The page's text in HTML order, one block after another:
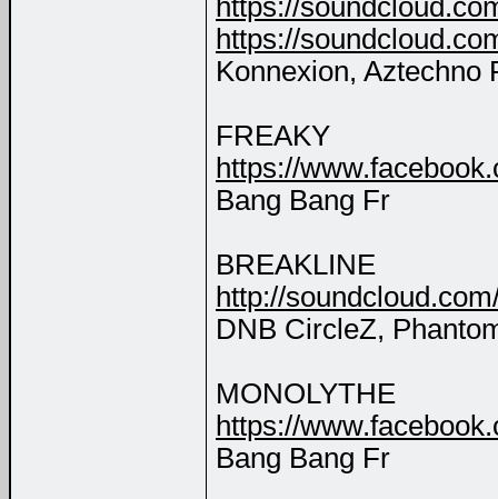
https://
https://
Konnexion, Aztechno
FREAKY
https://
Bang Bang Fr
BREAKLINE
http://
DNB CircleZ,
MONOLYTHE
https://
Bang Bang Fr